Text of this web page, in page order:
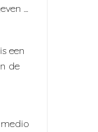
...
een
de